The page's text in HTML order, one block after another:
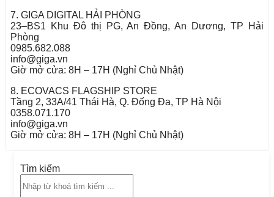
7. GIGA DIGITAL HẢI PHÒNG
23–BS1 Khu Đô thị PG, An Đồng, An Dương, TP Hải
Phòng
0985.682.088
info@giga.vn
Giờ mở cửa: 8H – 17H (Nghỉ Chủ Nhật)
8. ECOVACS FLAGSHIP STORE
Tầng 2, 33A/41 Thái Hà, Q. Đống Đa, TP Hà Nội
0358.071.170
info@giga.vn
Giờ mở cửa: 8H – 17H (Nghỉ Chủ Nhật)
Tìm kiếm